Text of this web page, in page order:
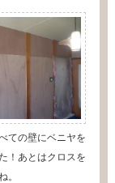
ての壁にベニヤを
！あとはクロスを
。